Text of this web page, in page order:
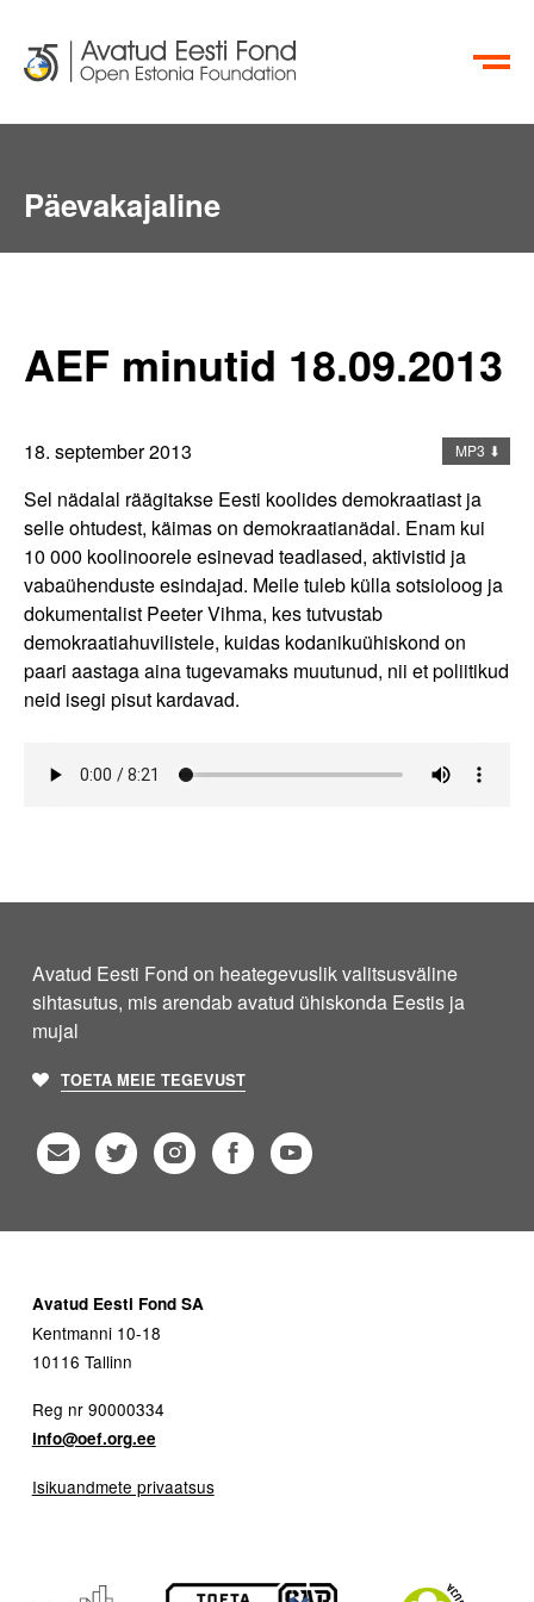
EN RU
Aktiivsete Kodanike Fond
info@oef.org.ee
Päevakajaline
AEF minutid 18.09.2013
18. september 2013 MP3 ⬇
Sel nädalal räägitakse Eesti koolides demokraatiast ja
selle ohtudest, käimas on demokraatianädal. Enam kui
10 000 koolinoorele esinevad teadlased, aktivistid ja
vabaühenduste esindajad. Meile tuleb külla sotsioloog ja
dokumentalist Peeter Vihma, kes tutvustab
demokraatiahuvilistele, kuidas kodanikuühiskond on
paari aastaga aina tugevamaks muutunud, nii et poliitikud
neid isegi pisut kardavad.
Avatud Eesti Fond on heategevuslik valitsusväline
sihtasutus, mis arendab avatud ühiskonda Eestis ja
mujal
TOETA MEIE TEGEVUST
Avatud Eesti Fond SA
Kentmanni 10-18
10116 Tallinn
Reg nr 90000334
info@oef.org.ee
Isikuandmete privaatsus